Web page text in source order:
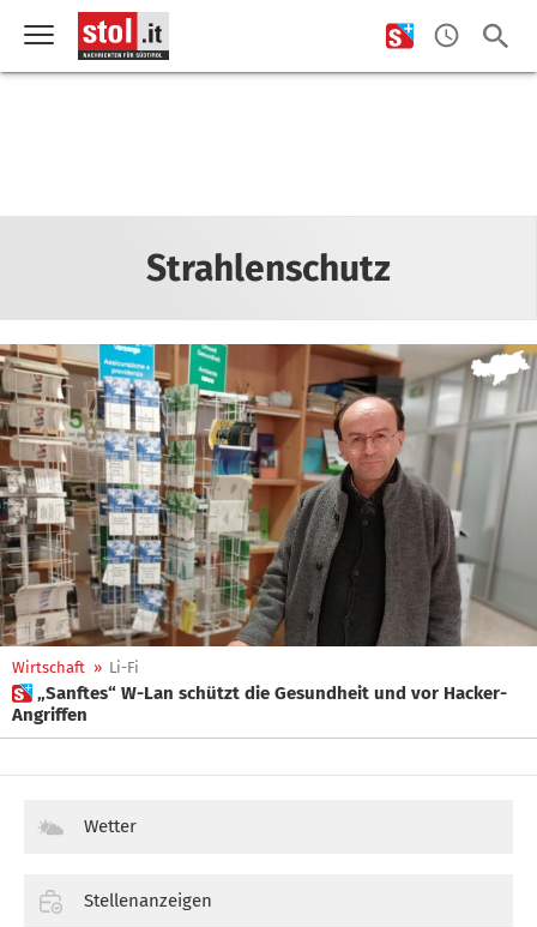
Strahlenschutz
Wirtschaft » Li-Fi
 „Sanftes“ W-Lan schützt die Gesundheit und vor Hacker-
Angriffen
Wetter
Stellenanzeigen